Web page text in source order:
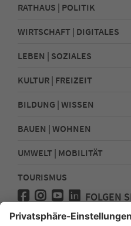
RATHAUS | POLITIK
WIRTSCHAFT | DIGITALES
LEBEN | SOZIALES
KULTUR | FREIZEIT
BILDUNG | WISSEN
BAUEN | WOHNEN
UMWELT | MOBILITÄT
TOURISMUS
FOLGEN